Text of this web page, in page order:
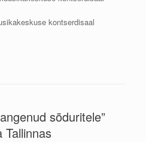
kontserdisaal
sõduritele”